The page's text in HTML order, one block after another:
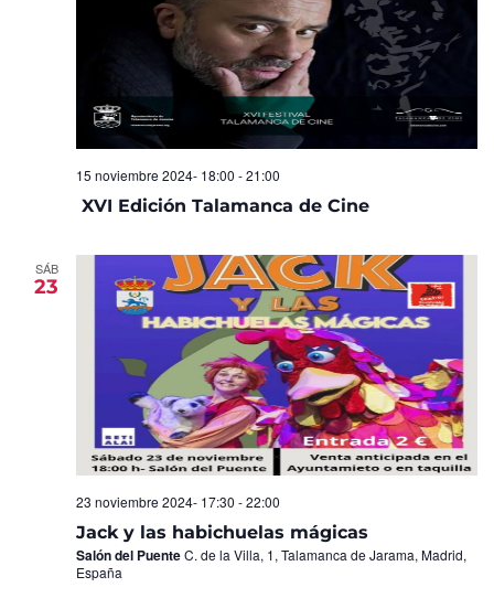
XVI Edición Talamanca de Cine
15 noviembre 2024- 18:00 -21:00
SÁB
23
Jack y las habichuelas mágicas
23 noviembre 2024- 17:30 -22:00
Salón del PuenteC. de la Villa, 1, Talamanca de Jarama, Madrid,
España